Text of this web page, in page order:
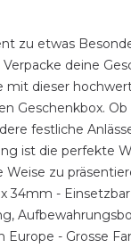
zu etwas
deine
mit dieser
Geschenkbox.
festliche
ist die perfekte
Weise zu
34mm -
Europe - Grosse